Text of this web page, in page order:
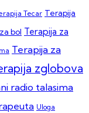
Tecar Terapija
bol Terapija za
Terapija za
zglobova
radio talasima
Uloga